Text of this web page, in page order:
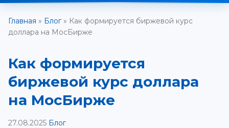
Главная » Блог» Как формируется биржевой курс
доллара на МосБирже
Как формируется
биржевой курс доллара
на МосБирже
27.08.2025 Блог